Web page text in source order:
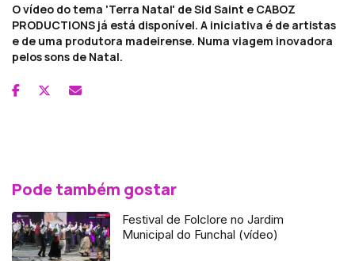
O vídeo do tema 'Terra Natal' de Sid Saint e CABOZ
PRODUCTIONS já está disponível. A iniciativa é de artistas
e de uma produtora madeirense. Numa viagem inovadora
pelos sons de Natal.
Pode também gostar
Festival de Folclore no Jardim
Municipal do Funchal (vídeo)